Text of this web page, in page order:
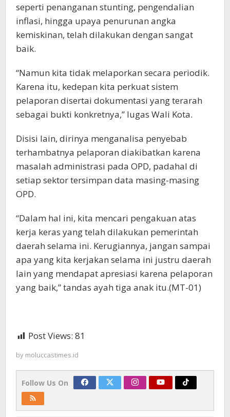
seperti penanganan stunting, pengendalian
inflasi, hingga upaya penurunan angka
kemiskinan, telah dilakukan dengan sangat
baik.
“Namun kita tidak melaporkan secara periodik.
Karena itu, kedepan kita perkuat sistem
pelaporan disertai dokumentasi yang terarah
sebagai bukti konkretnya,” lugas Wali Kota.
Disisi lain, dirinya menganalisa penyebab
terhambatnya pelaporan diakibatkan karena
masalah administrasi pada OPD, padahal di
setiap sektor tersimpan data masing-masing
OPD.
“Dalam hal ini, kita mencari pengakuan atas
kerja keras yang telah dilakukan pemerintah
daerah selama ini. Kerugiannya, jangan sampai
apa yang kita kerjakan selama ini justru daerah
lain yang mendapat apresiasi karena pelaporan
yang baik,” tandas ayah tiga anak itu.(MT-01)
Post Views: 81
by moluccastimes.id
Follow Us On